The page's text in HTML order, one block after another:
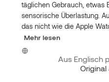
täglichen Gebrauch, etwas
sensorische Überlastung.
das nicht wie die Apple
Mehr lesen
Aus Englisch
Original